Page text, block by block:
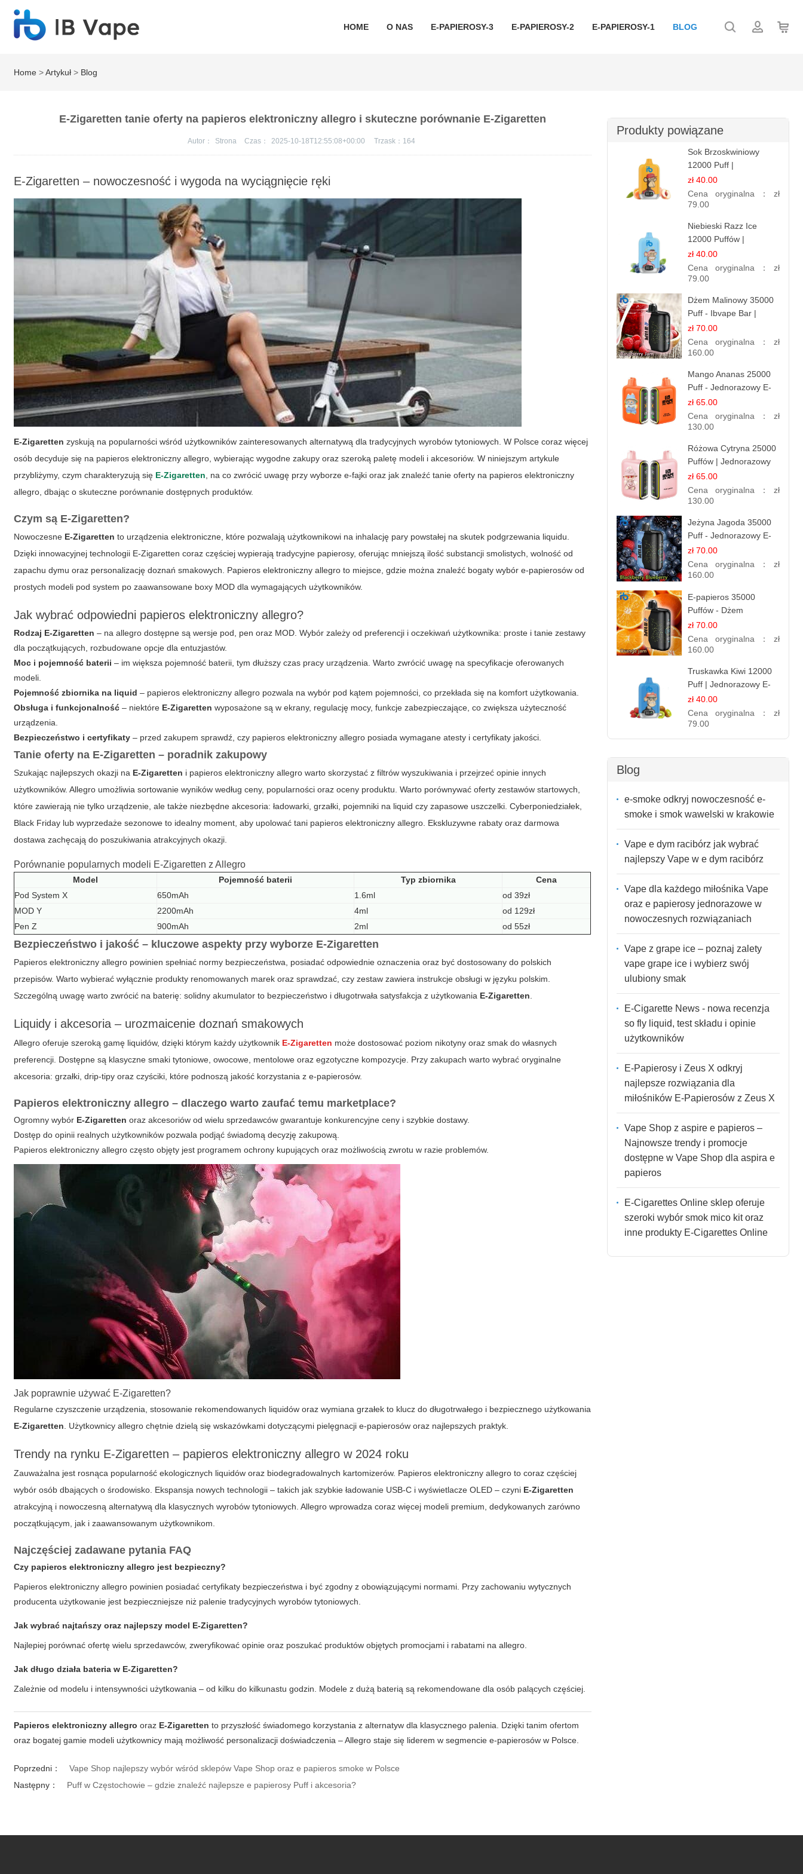
HOME O NAS E-PAPIEROSY-3 E-PAPIEROSY-2 E-PAPIEROSY-1 BLOG
Home >Artykuł > Blog
E-Zigaretten tanie oferty na papieros elektroniczny allegro i skuteczne porównanie E-Zigaretten
Autor： Strona Czas： 2025-10-18T12:55:08+00:00 Trzask： 164
E-Zigaretten – nowoczesność i wygoda na wyciągnięcie ręki
E-Zigaretten zyskują na popularności wśród użytkowników zainteresowanych alternatywą dla tradycyjnych wyrobów tytoniowych. W Polsce coraz więcej
osób decyduje się na papieros elektroniczny allegro, wybierając wygodne zakupy oraz szeroką paletę modeli i akcesoriów. W niniejszym artykule
przybliżymy, czym charakteryzują się E-Zigaretten , na co zwrócić uwagę przy wyborze e-fajki oraz jak znaleźć tanie oferty na papieros elektroniczny
allegro, dbając o skuteczne porównanie dostępnych produktów.
Czym są E-Zigaretten?
Nowoczesne E-Zigaretten to urządzenia elektroniczne, które pozwalają użytkownikowi na inhalację pary powstałej na skutek podgrzewania liquidu.
Dzięki innowacyjnej technologii E-Zigaretten coraz częściej wypierają tradycyjne papierosy, oferując mniejszą ilość substancji smolistych, wolność od
zapachu dymu oraz personalizację doznań smakowych. Papieros elektroniczny allegro to miejsce, gdzie można znaleźć bogaty wybór e-papierosów od
prostych modeli pod system po zaawansowane boxy MOD dla wymagających użytkowników.
Jak wybrać odpowiedni papieros elektroniczny allegro?
Rodzaj E-Zigaretten – na allegro dostępne są wersje pod, pen oraz MOD. Wybór zależy od preferencji i oczekiwań użytkownika: proste i tanie zestawy
dla początkujących, rozbudowane opcje dla entuzjastów.
Moc i pojemność baterii – im większa pojemność baterii, tym dłuższy czas pracy urządzenia. Warto zwrócić uwagę na specyfikacje oferowanych
modeli.
Pojemność zbiornika na liquid – papieros elektroniczny allegro pozwala na wybór pod kątem pojemności, co przekłada się na komfort użytkowania.
Obsługa i funkcjonalność – niektóre E-Zigaretten wyposażone są w ekrany, regulację mocy, funkcje zabezpieczające, co zwiększa użyteczność
urządzenia.
Bezpieczeństwo i certyfikaty – przed zakupem sprawdź, czy papieros elektroniczny allegro posiada wymagane atesty i certyfikaty jakości.
Tanie oferty na E-Zigaretten – poradnik zakupowy
Szukając najlepszych okazji na E-Zigaretten i papieros elektroniczny allegro warto skorzystać z filtrów wyszukiwania i przejrzeć opinie innych
użytkowników. Allegro umożliwia sortowanie wyników według ceny, popularności oraz oceny produktu. Warto porównywać oferty zestawów startowych,
które zawierają nie tylko urządzenie, ale także niezbędne akcesoria: ładowarki, grzałki, pojemniki na liquid czy zapasowe uszczelki. Cyberponiedziałek,
Black Friday lub wyprzedaże sezonowe to idealny moment, aby upolować tani papieros elektroniczny allegro. Ekskluzywne rabaty oraz darmowa
dostawa zachęcają do poszukiwania atrakcyjnych okazji.
Porównanie popularnych modeli E-Zigaretten z Allegro
Model Pojemność baterii Typ zbiornika
Cena
Pod System X
650mAh 1.6ml
od 39zł
MOD Y
2200mAh 4ml
od 129zł
Pen Z
900mAh 2ml od 55zł
Bezpieczeństwo i jakość – kluczowe aspekty przy wyborze E-Zigaretten
Papieros elektroniczny allegro powinien spełniać normy bezpieczeństwa, posiadać odpowiednie oznaczenia oraz być dostosowany do polskich
przepisów. Warto wybierać wyłącznie produkty renomowanych marek oraz sprawdzać, czy zestaw zawiera instrukcje obsługi w języku polskim.
Szczególną uwagę warto zwrócić na baterię: solidny akumulator to bezpieczeństwo i długotrwała satysfakcja z użytkowania E-Zigaretten
Liquidy i akcesoria – urozmaicenie doznań smakowych
Allegro oferuje szeroką gamę liquidów, dzięki którym każdy użytkownik E-Zigaretten może dostosować poziom nikotyny oraz smak do własnych
preferencji. Dostępne są klasyczne smaki tytoniowe, owocowe, mentolowe oraz egzotyczne kompozycje. Przy zakupach warto wybrać oryginalne
akcesoria: grzałki, drip-tipy oraz czyściki, które podnoszą jakość korzystania z e-papierosów.
Papieros elektroniczny allegro – dlaczego warto zaufać temu marketplace?
Ogromny wybór E-Zigaretten oraz akcesoriów od wielu sprzedawców gwarantuje konkurencyjne ceny i szybkie dostawy.
Dostęp do opinii realnych użytkowników pozwala podjąć świadomą decyzję zakupową.
Papieros elektroniczny allegro często objęty jest programem ochrony kupujących oraz możliwością zwrotu w razie problemów.
Jak poprawnie używać E-Zigaretten?
Regularne czyszczenie urządzenia, stosowanie rekomendowanych liquidów oraz wymiana grzałek to klucz do długotrwałego i bezpiecznego użytkowania
E-Zigaretten . Użytkownicy allegro chętnie dzielą się wskazówkami dotyczącymi pielęgnacji e-papierosów oraz najlepszych praktyk.
Trendy na rynku E-Zigaretten – papieros elektroniczny allegro w 2024 roku
Zauważalna jest rosnąca popularność ekologicznych liquidów oraz biodegradowalnych kartomizerów. Papieros elektroniczny allegro to coraz częściej
wybór osób dbających o środowisko. Ekspansja nowych technologii – takich jak szybkie ładowanie USB-C i wyświetlacze OLED – czyni E-Zigaretten
atrakcyjną i nowoczesną alternatywą dla klasycznych wyrobów tytoniowych. Allegro wprowadza coraz więcej modeli premium, dedykowanych zarówno
początkującym, jak i zaawansowanym użytkownikom.
Najczęściej zadawane pytania FAQ
Czy papieros elektroniczny allegro jest bezpieczny?
Papieros elektroniczny allegro powinien posiadać certyfikaty bezpieczeństwa i być zgodny z obowiązującymi normami. Przy zachowaniu wytycznych
producenta użytkowanie jest bezpieczniejsze niż palenie tradycyjnych wyrobów tytoniowych.
Jak wybrać najtańszy oraz najlepszy model E-Zigaretten?
Najlepiej porównać ofertę wielu sprzedawców, zweryfikować opinie oraz poszukać produktów objętych promocjami i rabatami na allegro.
Jak długo działa bateria w E-Zigaretten?
Zależnie od modelu i intensywności użytkowania – od kilku do kilkunastu godzin. Modele z dużą baterią są rekomendowane dla osób palących częściej.
Papieros elektroniczny allegro oraz E-Zigaretten to przyszłość świadomego korzystania z alternatyw dla klasycznego palenia. Dzięki tanim ofertom
oraz bogatej gamie modeli użytkownicy mają możliwość personalizacji doświadczenia – Allegro staje się liderem w segmencie e-papierosów w Polsce.
Poprzedni：
Vape Shop najlepszy wybór wśród sklepów Vape Shop oraz e papieros smoke w Polsce
Następny：
Puff w Częstochowie – gdzie znaleźć najlepsze e papierosy Puff i akcesoria?
Produkty powiązane
Sok Brzoskwiniowy
12000 Puff |
Jednorazowy E-
papieros | Owocowy
Smak
zł 40.00
Cena oryginalna： zł
79.00
Niebieski Razz Ice
12000 Puffów |
Jednorazowy E-
papieros | Jagodowy
Chłód
zł 40.00
Cena oryginalna： zł
79.00
Dżem Malinowy 35000
Puff - Ibvape Bar |
Słodki E-papieros
Jednorazowy
zł 70.00
Cena oryginalna： zł
160.00
Mango Ananas 25000
Puff - Jednorazowy E-
papieros | Egzotyczny
Smak
zł 65.00
Cena oryginalna： zł
130.00
Różowa Cytryna 25000
Puffów | Jednorazowy
E-papieros
zł 65.00
Cena oryginalna： zł
130.00
Jeżyna Jagoda 35000
Puff - Jednorazowy E-
papieros | Smak
Leśnych Owoców
zł 70.00
Cena oryginalna： zł
160.00
E-papieros 35000
Puffów - Dżem
Pomarańczowy |
Aromatyczny i
Długotrwały
zł 70.00
Cena oryginalna： zł
160.00
Truskawka Kiwi 12000
Puff | Jednorazowy E-
papierosy | Owocowa
Mieszanka
zł 40.00
Cena oryginalna： zł
79.00
Blog
e-smoke odkryj nowoczesność e-
smoke i smok wawelski w krakowie
Vape e dym racibórz jak wybrać
najlepszy Vape w e dym racibórz
Vape dla każdego miłośnika Vape
oraz e papierosy jednorazowe w
nowoczesnych rozwiązaniach
Vape z grape ice – poznaj zalety
vape grape ice i wybierz swój
ulubiony smak
E-Cigarette News - nowa recenzja
so fly liquid, test składu i opinie
użytkowników
E-Papierosy i Zeus X odkryj
najlepsze rozwiązania dla
miłośników E-Papierosów z Zeus X
Vape Shop z aspire e papieros –
Najnowsze trendy i promocje
dostępne w Vape Shop dla aspira e
papieros
E-Cigarettes Online sklep oferuje
szeroki wybór smok mico kit oraz
inne produkty E-Cigarettes Online